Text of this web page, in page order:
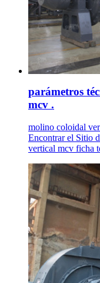
parámetros
mcv .
molino coloidal
Encontrar el Sitio
vertical mcv ficha